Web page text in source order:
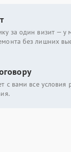
за один визит — у
без лишних
с вами все условия